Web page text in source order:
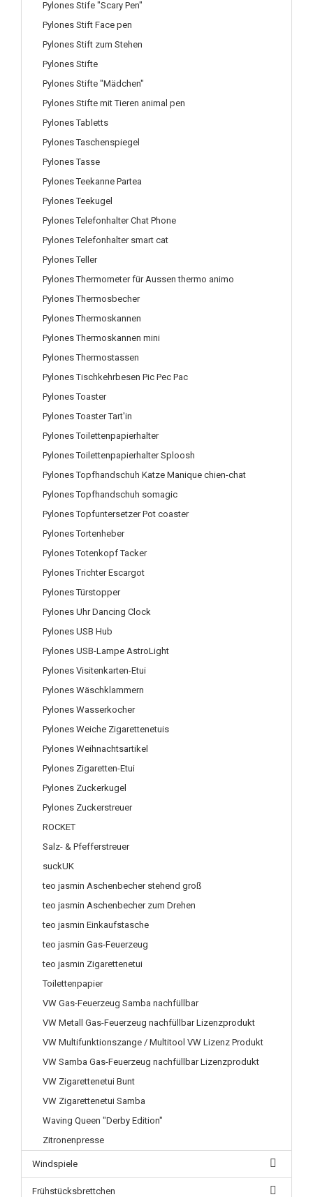
Pylones Stife "Scary Pen"
Pylones Stift Face pen
Pylones Stift zum Stehen
Pylones Stifte
Pylones Stifte "Mädchen"
Pylones Stifte mit Tieren animal pen
Pylones Tabletts
Pylones Taschenspiegel
Pylones Tasse
Pylones Teekanne Partea
Pylones Teekugel
Pylones Telefonhalter Chat Phone
Pylones Telefonhalter smart cat
Pylones Teller
Pylones Thermometer für Aussen thermo animo
Pylones Thermosbecher
Pylones Thermoskannen
Pylones Thermoskannen mini
Pylones Thermostassen
Pylones Tischkehrbesen Pic Pec Pac
Pylones Toaster
Pylones Toaster Tart'in
Pylones Toilettenpapierhalter
Pylones Toilettenpapierhalter Sploosh
Pylones Topfhandschuh Katze Manique chien-chat
Pylones Topfhandschuh somagic
Pylones Topfuntersetzer Pot coaster
Pylones Tortenheber
Pylones Totenkopf Tacker
Pylones Trichter Escargot
Pylones Türstopper
Pylones Uhr Dancing Clock
Pylones USB Hub
Pylones USB-Lampe AstroLight
Pylones Visitenkarten-Etui
Pylones Wäschklammern
Pylones Wasserkocher
Pylones Weiche Zigarettenetuis
Pylones Weihnachtsartikel
Pylones Zigaretten-Etui
Pylones Zuckerkugel
Pylones Zuckerstreuer
ROCKET
Salz- & Pfefferstreuer
suckUK
teo jasmin Aschenbecher stehend groß
teo jasmin Aschenbecher zum Drehen
teo jasmin Einkaufstasche
teo jasmin Gas-Feuerzeug
teo jasmin Zigarettenetui
Toilettenpapier
VW Gas-Feuerzeug Samba nachfüllbar
VW Metall Gas-Feuerzeug nachfüllbar Lizenzprodukt
VW Multifunktionszange / Multitool VW Lizenz Produkt
VW Samba Gas-Feuerzeug nachfüllbar Lizenzprodukt
VW Zigarettenetui Bunt
VW Zigarettenetui Samba
Waving Queen "Derby Edition"
Zitronenpresse
Windspiele
Frühstücksbrettchen